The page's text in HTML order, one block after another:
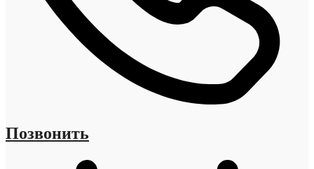
Позвонить